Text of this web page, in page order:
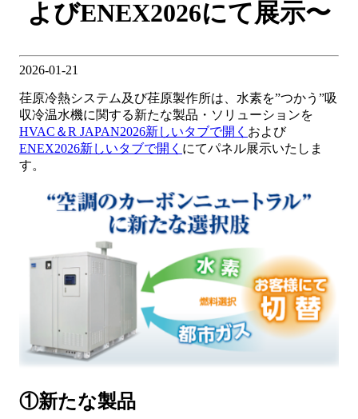
よびENEX2026にて展示〜
2026-01-21
荏原冷熱システム及び荏原製作所は、水素を”つかう”吸
収冷温水機に関する新たな製品・ソリューションを
HVAC＆R JAPAN2026新しいタブで開く および
ENEX2026新しいタブで開く にてパネル展示いたしま
す。
①新たな製品